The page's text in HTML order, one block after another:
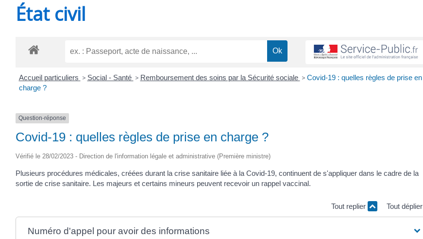
SAINTONGE
État civil
Accueil particuliers > Social - Santé > Remboursement des soins par la Sécurité sociale > Covid-19 : quelles règles de prise en
charge ?
Question-réponse
Covid-19 : quelles règles de prise en charge ?
Vérifié le 28/02/2023 - Direction de l'information légale et administrative (Première ministre)
Plusieurs procédures médicales, créées durant la crise sanitaire liée à la Covid-19, continuent de s'appliquer dans le cadre de la
sortie de crise sanitaire. Les majeurs et certains mineurs peuvent recevoir un rappel vaccinal.
Tout replier Tout déplier
Numéro d'appel pour avoir des informations